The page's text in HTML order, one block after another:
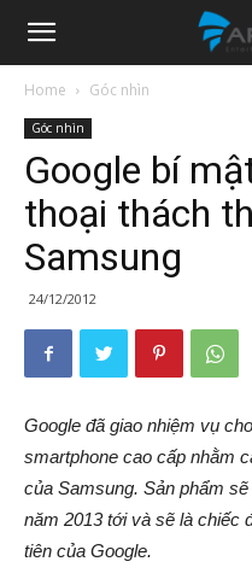
Appota
News
Home Góc nhìn
Góc nhìn
Google bí
thoại thách
Samsung
24/12/2012
Google đã giao nhiệm vụ
smartphone cao cấp nhằm
của Samsung. Sản phẩm
năm 2013 tới và sẽ là chiếc
tiên của Google.